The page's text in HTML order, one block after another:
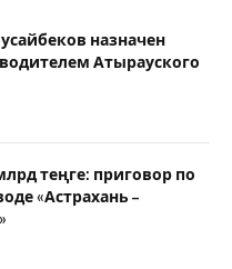
назначен
Атырауского
теңге: приговор по
«Астрахань –